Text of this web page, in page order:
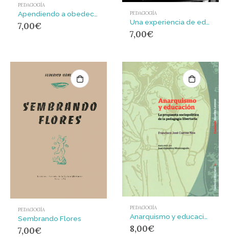
PEDAGOGÍA
Apendiendo a obedecer : Crítica del sistema de enseñanza
7,00€
PEDAGOGÍA
7,00€
PEDAGOGÍA
Sembrando Flores
7,00€
PEDAGOGÍA
Anarquismo y educación : la propuesta sociopolítica de la pedagogía libertaria
8,00€